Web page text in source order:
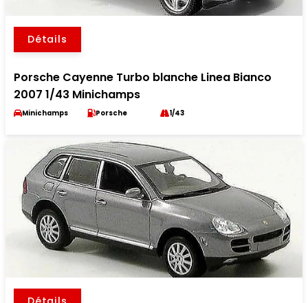
Détails
Porsche Cayenne Turbo blanche Linea Bianco
2007 1/43 Minichamps
Minichamps Porsche 1/43